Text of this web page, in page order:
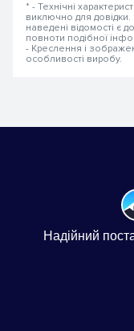
* - Технічні
виключно для
наведені відомості є
повноти подібної
- Креслення і
особливості виробу.
Надійний